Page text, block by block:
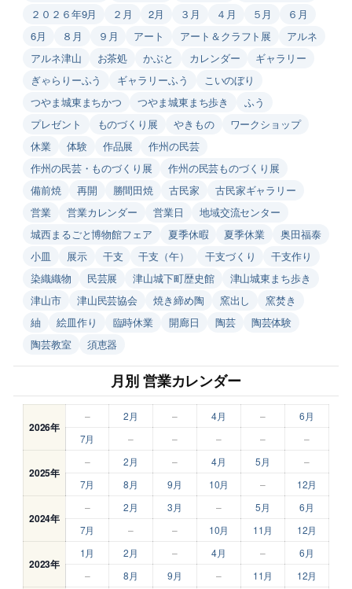
２０２６年9月
２月 2月 ３月 ４月 ５月
６月
6月
８月 ９月 アート アート＆クラフト展
アルネ
アルネ津山
お茶処 かぶと カレンダー
ギャラリー
ぎゃらりーふう
ギャラリーふう
こいのぼり
つやま城東まちかつ
つやま城東まち歩き
ふう
プレゼント
ものづくり展 やきもの
ワークショップ
休業
体験 作品展
作州の民芸
作州の民芸・ものづくり展
作州の民芸ものづくり展
備前焼
再開 勝間田焼 古民家
古民家ギャラリー
営業
営業カレンダー 営業日
地域交流センター
城西まるごと博物館フェア
夏季休暇 夏季休業
奥田福泰
小皿
展示 干支 干支（午） 干支づくり
干支作り
染織織物
民芸展 津山城下町歴史館
津山城東まち歩き
津山市
津山民芸協会 焼き締め陶 窯出し
窯焚き
紬
絵皿作り 臨時休業 開廊日 陶芸
陶芸体験
陶芸教室
須恵器
月別 営業カレンダー
2026年
– 2月 – 4月 –
6月
7月
– – – – –
2025年
– 2月 – 4月 5月
–
7月
8月 9月 10月 – 12月
2024年
– 2月 3月 – 5月
6月
7月
– – 10月 11月 12月
2023年
1月 2月 – 4月 –
6月
–
8月 9月 – 11月 12月